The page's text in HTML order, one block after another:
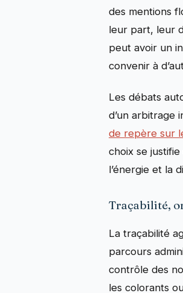
des mentions
leur part, leur
peut avoir un
convenir à
Les débats
d’un arbitrage
de repère sur
choix se
l’énergie et la
Traçabilité,
La traçabilité
parcours
contrôle des
les colorants